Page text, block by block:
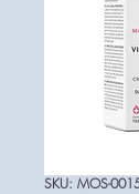
SKU: MOS-